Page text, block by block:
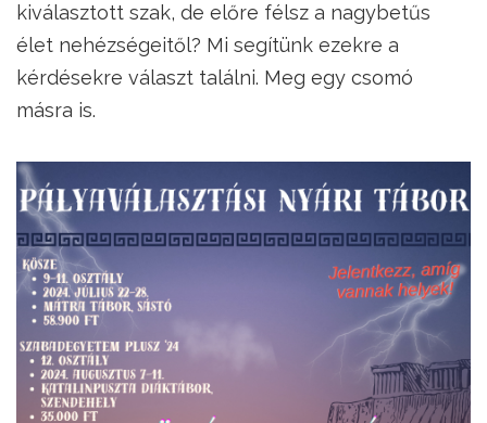
kiválasztott szak, de előre félsz a nagybetűs
élet nehézségeitől? Mi segítünk ezekre a
kérdésekre választ találni. Meg egy csomó
másra is.